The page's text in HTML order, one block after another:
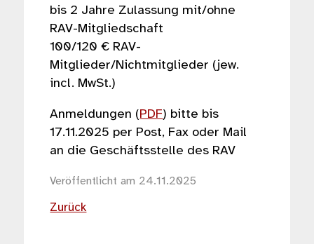
bis 2 Jahre Zulassung mit/ohne
RAV-Mitgliedschaft
100/120 € RAV-
Mitglieder/Nichtmitglieder (jew.
incl. MwSt.)
Anmeldungen (PDF) bitte bis
17.11.2025 per Post, Fax oder Mail
an die Geschäftsstelle des RAV
Veröffentlicht am 24.11.2025
Zurück